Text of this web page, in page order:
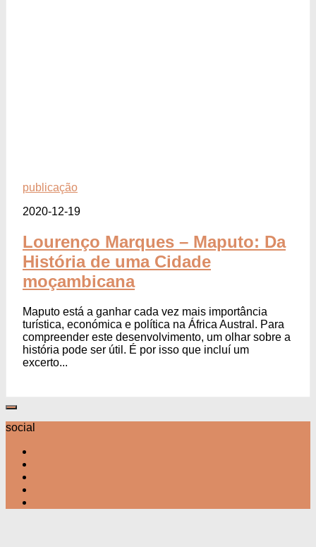
publicação
2020-12-19
Lourenço Marques – Maputo: Da
História de uma Cidade
moçambicana
Maputo está a ganhar cada vez mais importância
turística, económica e política na África Austral. Para
compreender este desenvolvimento, um olhar sobre a
história pode ser útil. É por isso que incluí um
excerto...
social